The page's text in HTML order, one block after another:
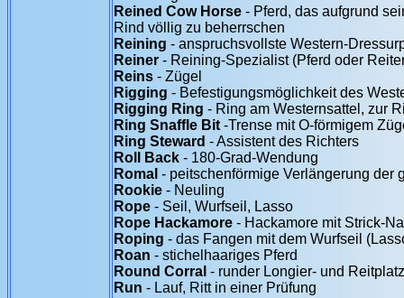
Reined Cow Horse - Pferd, das aufgrund
Rind völlig zu beherrschen
Reining - anspruchsvollste Western-
Reiner - Reining-Spezialist (Pferd oder
Reins - Zügel
Rigging - Befestigungsmöglichkeit des
Rigging Ring - Ring am Westernsattel, zur
Ring Snaffle Bit -Trense mit O-förmigem
Ring Steward - Assistent des Richters
Roll Back - 180-Grad-Wendung
Romal - peitschenförmige Verlängerung der
Rookie - Neuling
Rope - Seil, Wurfseil, Lasso
Rope Hackamore - Hackamore mit Strick-
Roping - das Fangen mit dem Wurfseil
Roan - stichelhaariges Pferd
Round Corral - runder Longier- und Reitplatz
Run - Lauf, Ritt in einer Prüfung